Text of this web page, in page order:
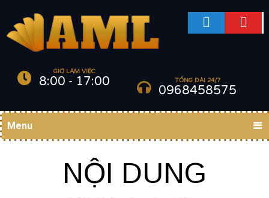
GIỜ LÀM VIỆC
8:00 - 17:00 TỔNG ĐÀI 24/7
0968458575
Menu
NỘI DUNG